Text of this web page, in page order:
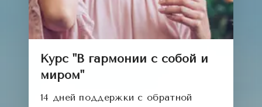
Курс "В гармонии с собой и
миром"
14 дней поддержки с обратной